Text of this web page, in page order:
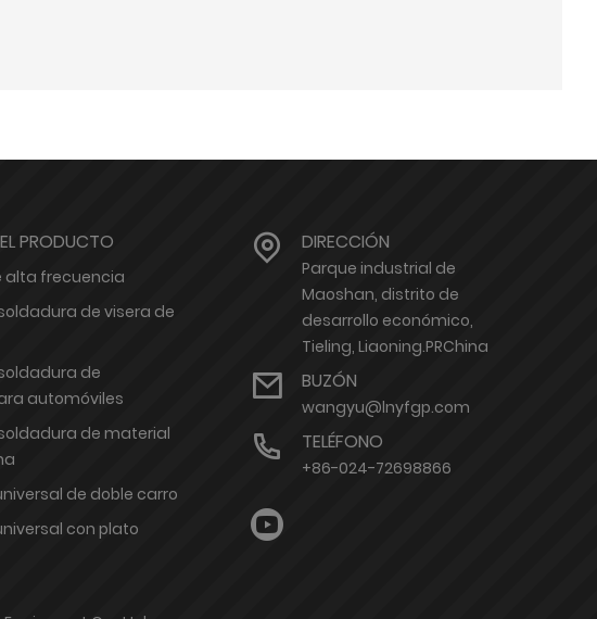
PRODUCTO
alta frecuencia
de visera de
de
automóviles
de material
de doble carro
con plato
DIRECCIÓN
Parque industrial de
Maoshan, distrito de
desarrollo económico,
Tieling, Liaoning.PRChina
BUZÓN
wangyu@lnyfgp.com
TELÉFONO
+86-024-72698866